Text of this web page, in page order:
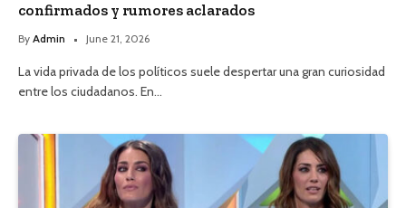
confirmados y rumores aclarados
By Admin June 21, 2026
La vida privada de los políticos suele despertar una gran curiosidad
entre los ciudadanos. En…